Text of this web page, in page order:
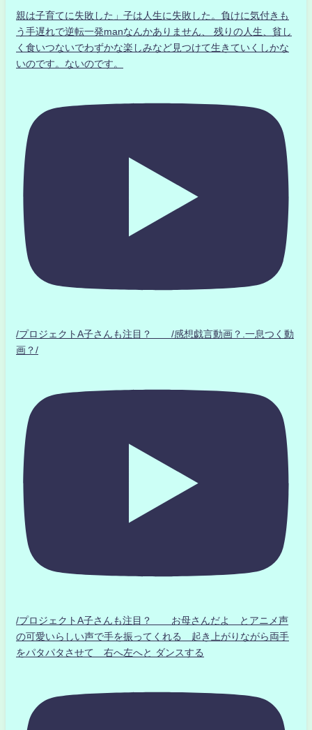
親は子育てに失敗した」子は人生に失敗した。負けに気付きも
う手遅れで逆転一発manなんかありません、 残りの人生、貧し
く食いつないでわずかな楽しみなど見つけて生きていくしかな
いのです。ないのです。
/プロジェクトA子さんも注目？ /感想戯言動画？.一息つく動
画？/
/プロジェクトA子さんも注目？ お母さんだよ とアニメ声
の可愛いらしい声で手を振ってくれる 起き上がりながら両手
をパタパタさせて 右へ左へと ダンスする